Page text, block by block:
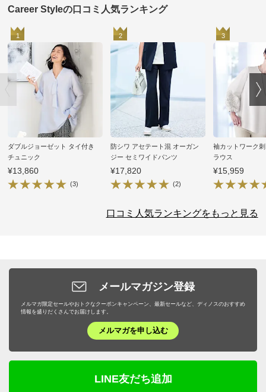
Career Styleの口コミ人気ランキング
1
ダブルジョーゼット タイ付き
チュニック
¥13,860
(3)
2
防シワ アセテート混 オーガン
ジー セミワイドパンツ
¥17,820
(2)
3
袖カットワーク
ラウス
¥15,959
口コミ人気ランキングをもっと見る
メールマガジン登録
メルマガ限定セールやおトクなクーポンキャンペーン、最新セールなど、ディノスのおすすめ
情報を盛りだくさんでお届けします。
メルマガを申し込む
LINE友だち追加